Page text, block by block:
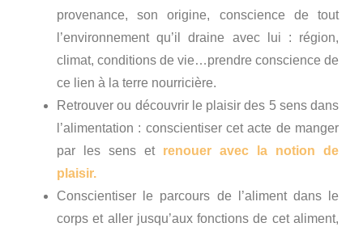
provenance, son origine, conscience de tout
l’environnement qu’il draine avec lui : région,
climat, conditions de vie…prendre conscience de
ce lien à la terre nourricière.
Retrouver ou découvrir le plaisir des 5 sens dans
l’alimentation : conscientiser cet acte de manger
par les sens et renouer avec la notion de
plaisir.
Conscientiser le parcours de l’aliment dans le
corps et aller jusqu’aux fonctions de cet aliment,